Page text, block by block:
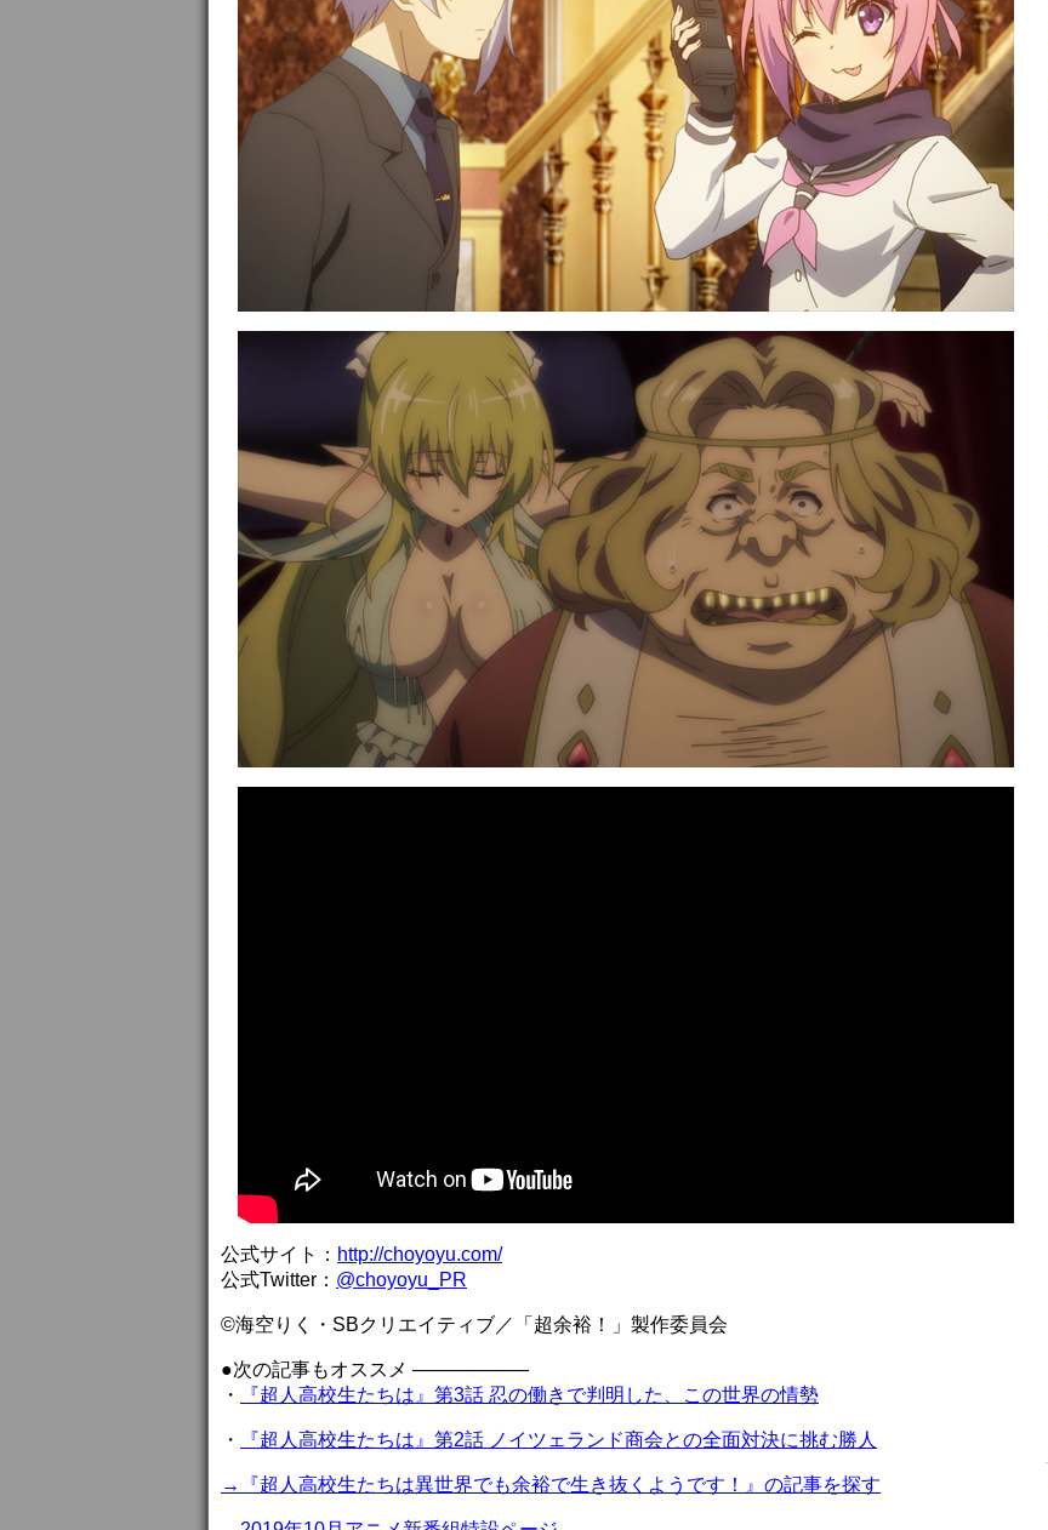
公式サイト： http://choyoyu.com/
公式Twitter： @choyoyu_PR
©海空りく・SBクリエイティブ／「超余裕！」製作委員会
●次の記事もオススメ ——————
・
『超人高校生たちは』第3話 忍の働きで判明した、この世界の情勢
・ 『超人高校生たちは』第2話 ノイツェランド商会との全面対決に挑む勝人
→『超人高校生たちは異世界でも余裕で生き抜くようです！』の記事を探す